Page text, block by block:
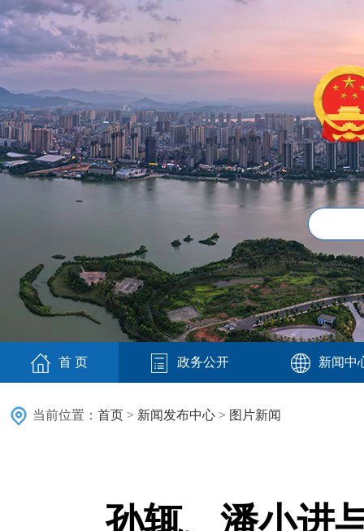
首 页 政务公开 新闻中
当前位置： 首页 > 新闻发布中心 > 图片新闻
孙辄、潘小进